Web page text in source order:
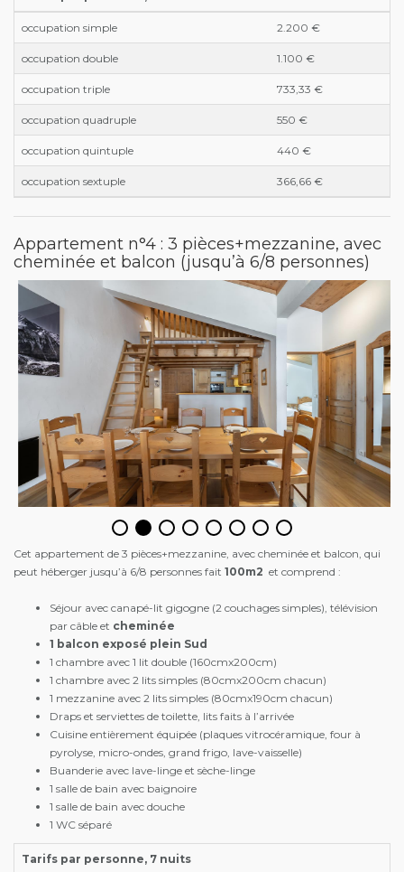
occupation simple 2.200 €
occupation double 1.100 €
occupation triple 733,33 €
occupation quadruple 550 €
occupation quintuple 440 €
occupation sextuple 366,66 €
Appartement n°4 : 3 pièces+mezzanine, avec
cheminée et balcon (jusqu’à 6/8 personnes)
Cet appartement de 3 pièces+mezzanine, avec cheminée et balcon, qui
peut héberger jusqu’à 6/8 personnes fait 100m2 et comprend :
Séjour avec canapé-lit gigogne (2 couchages simples), télévision
par câble et cheminée
1 balcon exposé plein Sud
1 chambre avec 1 lit double (160cmx200cm)
1 chambre avec 2 lits simples (80cmx200cm chacun)
1 mezzanine avec 2 lits simples (80cmx190cm chacun)
Draps et serviettes de toilette, lits faits à l’arrivée
Cuisine entièrement équipée (plaques vitrocéramique, four à
pyrolyse, micro-ondes, grand frigo, lave-vaisselle)
Buanderie avec lave-linge et sèche-linge
1 salle de bain avec baignoire
1 salle de bain avec douche
1 WC séparé
Tarifs par personne, 7 nuits